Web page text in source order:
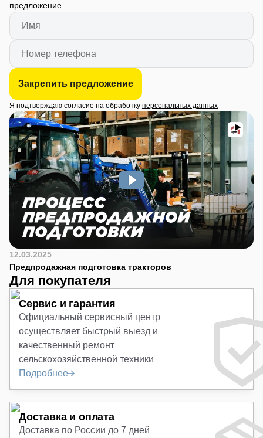
предложение
Закрепить предложение
Я подтверждаю согласие на обработку персональных данных
12.03.2025
Предпродажная подготовка тракторов
Для покупателя
Сервис и гарантия
Официальный сервисный центр
осуществляет быстрый выезд и
качественный ремонт
сельскохозяйственной техники
Подробнее
Доставка и оплата
Доставка по России до 7 дней